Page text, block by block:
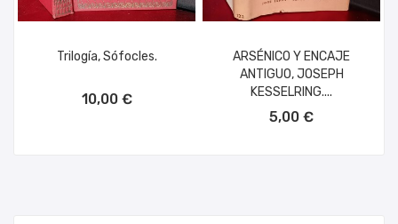
Trilogía, Sófocles.
10,00 €
ARSÉNICO Y ENCAJE
ANTIGUO, JOSEPH
KESSELRING....
5,00 €